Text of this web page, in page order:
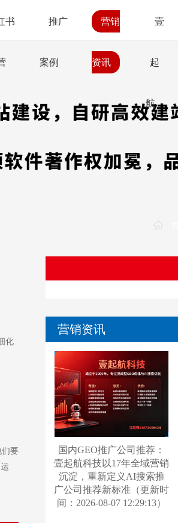
书 推广
案例
营销
资讯
壹
起
航
化
们要
营销资讯
国内GEO推广公司推荐：
壹起航科技以17年全域营销
沉淀，重新定义AI搜索推
广公司推荐新标准（更新时
间：2026-08-07 12:29:13）